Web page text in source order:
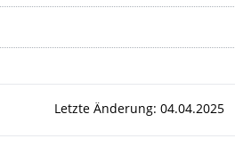
Letzte Änderung: 04.04.2025